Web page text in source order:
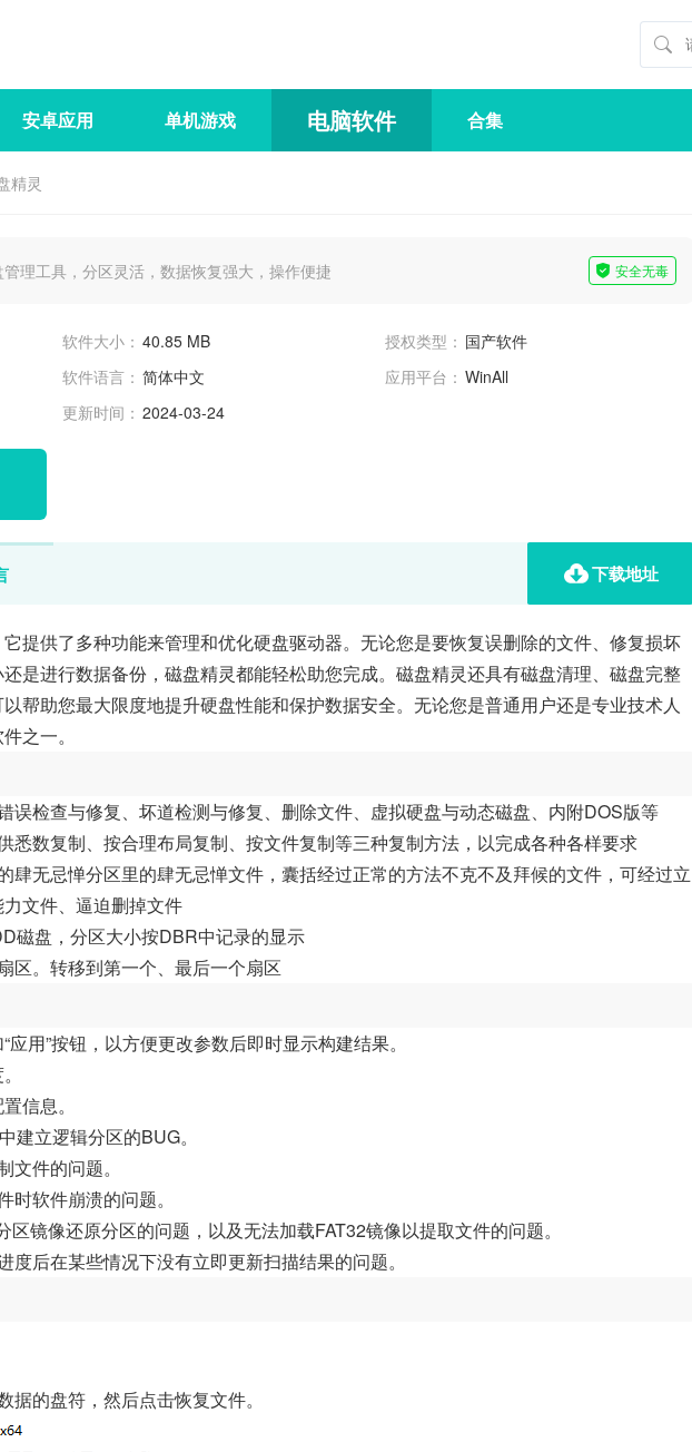
安卓应用 单机游戏 电脑软件 合集
精灵
管理工具，分区灵活，数据恢复强大，操作便捷 安全无毒
软件大小： 40.85 MB 授权类型： 国产软件
软件语言： 简体中文 应用平台： WinAll
更新时间： 2024-03-24
下载地址
提供了多种功能来管理和优化硬盘驱动器。无论您是要恢复误删除的文件、修复损坏
是进行数据备份，磁盘精灵都能轻松助您完成。磁盘精灵还具有磁盘清理、磁盘完整
帮助您最大限度地提升硬盘性能和保护数据安全。无论您是普通用户还是专业技术人
之一。
误检查与修复、坏道检测与修复、删除文件、虚拟硬盘与动态磁盘、内附DOS版等
悉数复制、按合理布局复制、按文件复制等三种复制方法，以完成各种各样要求
肆无忌惮分区里的肆无忌惮文件，囊括经过正常的方法不克不及拜候的文件，可经过立
文件、逼迫删掉文件
磁盘，分区大小按DBR中记录的显示
区。转移到第一个、最后一个扇区
用”按钮，以方便更改参数后即时显示构建结果。
信息。
建立逻辑分区的BUG。
件的问题。
软件崩溃的问题。
镜像还原分区的问题，以及无法加载FAT32镜像以提取文件的问题。
后在某些情况下没有立即更新扫描结果的问题。
的盘符，然后点击恢复文件。